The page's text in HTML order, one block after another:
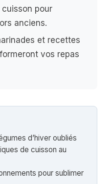
pour
anciens.
et recettes
vos repas
d’hiver oubliés
de cuisson au
pour sublimer